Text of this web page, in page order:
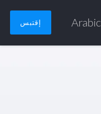
Arabic إقتبس